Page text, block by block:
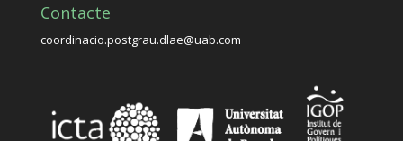
Contacte
coordinacio.postgrau.dlae@uab.com